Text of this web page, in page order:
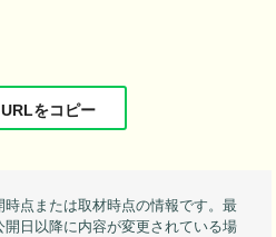
をコピー
点または取材時点の情報です。最
日以降に内容が変更されている場